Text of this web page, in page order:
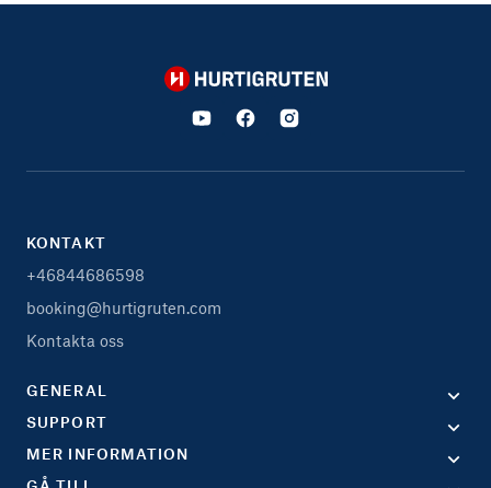
Hurtigruten
KONTAKT
+46844686598
booking@hurtigruten.com
Kontakta oss
GENERAL
SUPPORT
MER INFORMATION